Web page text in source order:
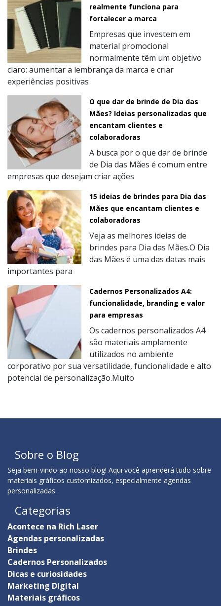
realmente funciona para
fortalecer a marca
Empresas que investem em
material promocional
normalmente têm um objetivo
claro: aumentar a lembrança da marca e criar
experiências positivas
O que dar de brinde de Dia das
Mães? Ideias personalizadas que
encantam clientes e
colaboradoras
A busca por o que dar de brinde
de Dia das Mães é comum entre
empresas que desejam criar ações
15 ideias de brindes para Dia das
Mães que encantam clientes e
colaboradoras
Veja as melhores ideias de
brindes para Dia das Mães.O Dia
das Mães é uma das datas mais
importantes para
Cadernos Personalizados A4:
funcionalidade, branding e valor
para empresas
Os cadernos personalizados A4
são materiais amplamente
utilizados no ambiente
corporativo por sua versatilidade, funcionalidade e alto
potencial de personalização.Muito
Sobre o Blog
Seja bem-vindo ao nosso blog! Aqui você aprenderá tudo sobre
materiais gráficos customizados, especialmente agendas
personalizadas.
Categorias
Acontece na Rich Laser
Agendas personalizadas
Brindes
Cadernos Personalizados
Dicas e curiosidades
Marketing Digital
Materiais gráficos